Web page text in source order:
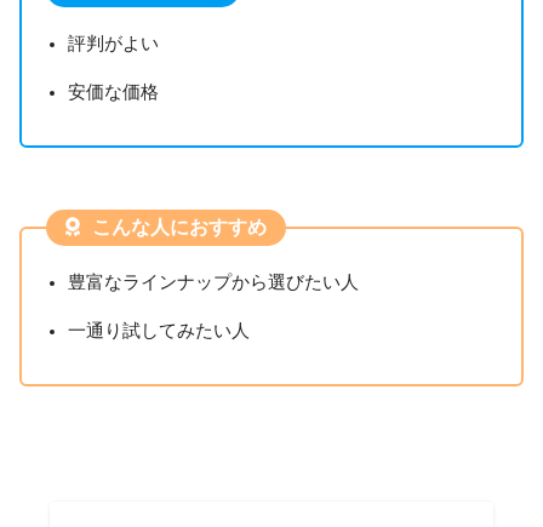
評判がよい
安価な価格
こんな人におすすめ
豊富なラインナップから選びたい人
一通り試してみたい人